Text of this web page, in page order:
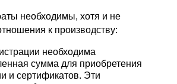
необходимы, хотя и не
к производству:
необходима
сумма для приобретения
и сертификатов. Эти